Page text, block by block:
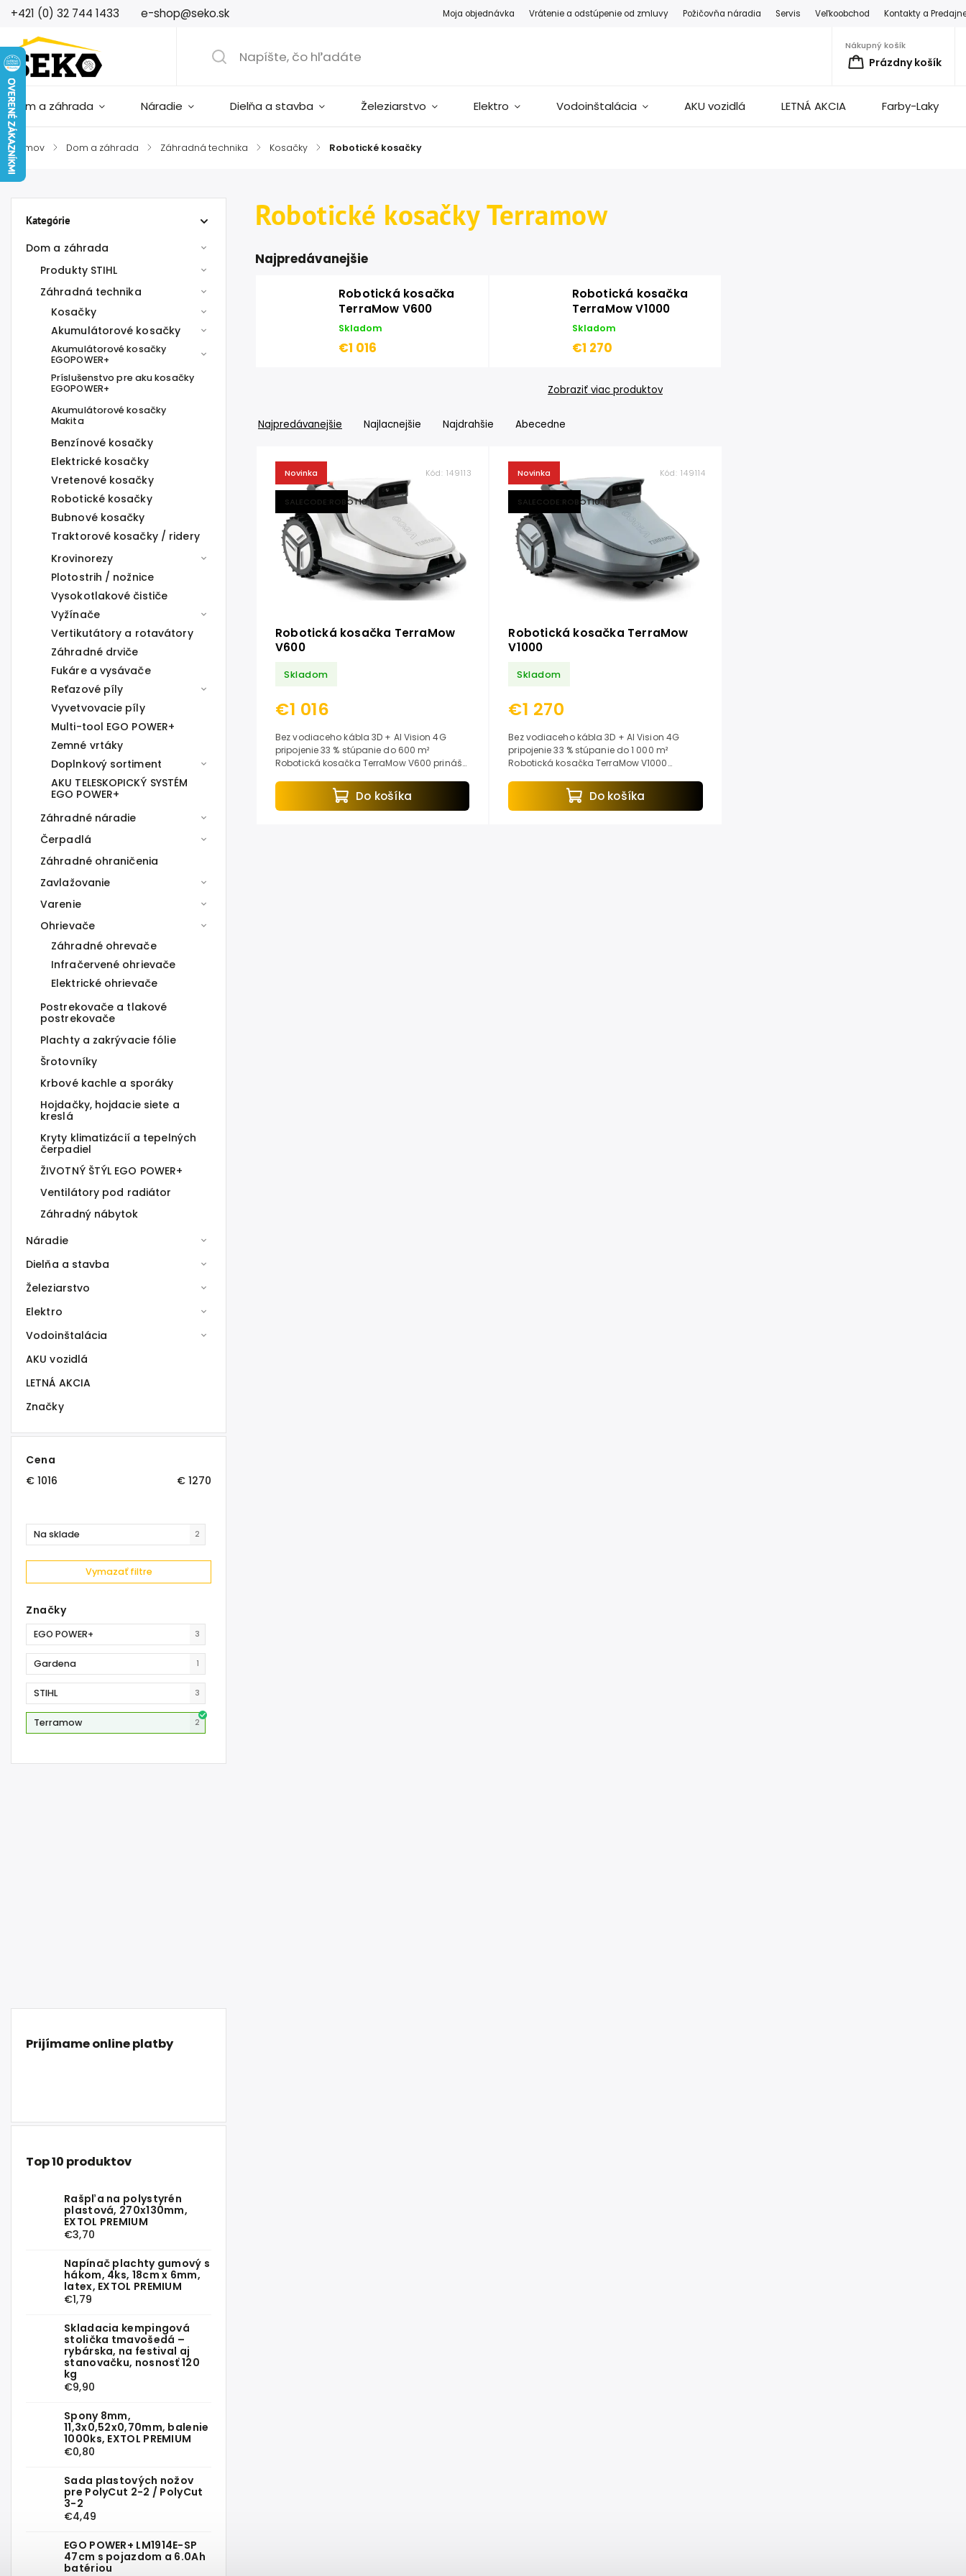
+421 (0) 32 744 1433 e-shop@seko.sk Moja objednávka Vrátenie a odstúpenie od zmluvy Požičovňa náradia Servis Veľkoobchod Kontakty a
Nákupný košík
Prázdny košík
Dom a záhrada Náradie Dielňa a stavba Železiarstvo Elektro Vodoinštalácia AKU vozidlá LETNÁ AKCIA Farby-Laky
Domov / Dom a záhrada / Záhradná technika / Kosačky / Robotické kosačky
Kategórie
Dom a záhrada
Produkty STIHL
Záhradná technika
Kosačky
Akumulátorové kosačky
Akumulátorové kosačky
EGOPOWER+
Príslušenstvo pre aku kosačky
EGOPOWER+
Akumulátorové kosačky
Makita
Benzínové kosačky
Elektrické kosačky
Vretenové kosačky
Robotické kosačky
Bubnové kosačky
Traktorové kosačky / ridery
Krovinorezy
Plotostrih / nožnice
Vysokotlakové čističe
Vyžínače
Vertikutátory a rotavátory
Záhradné drviče
Fukáre a vysávače
Reťazové píly
Vyvetvovacie píly
Multi-tool EGO POWER+
Zemné vrtáky
Doplnkový sortiment
AKU TELESKOPICKÝ SYSTÉM
EGO POWER+
Záhradné náradie
Čerpadlá
Záhradné ohraničenia
Zavlažovanie
Varenie
Ohrievače
Záhradné ohrevače
Infračervené ohrievače
Elektrické ohrievače
Postrekovače a tlakové
postrekovače
Plachty a zakrývacie fólie
Šrotovníky
Krbové kachle a sporáky
Hojdačky, hojdacie siete a
kreslá
Kryty klimatizácií a tepelných
čerpadiel
ŽIVOTNÝ ŠTÝL EGO POWER+
Ventilátory pod radiátor
Záhradný nábytok
Náradie
Dielňa a stavba
Železiarstvo
Elektro
Vodoinštalácia
AKU vozidlá
LETNÁ AKCIA
Značky
Cena
€ 1016 € 1270
Na sklade 2
Značky
EGO POWER+ 3
Gardena 1
STIHL 3
Terramow 2
Vymazať filtre
Prijímame online platby
Top 10 produktov
Rašpľa na polystyrén
plastová, 270x130mm,
EXTOL PREMIUM
€3,70
Napínač plachty gumový s
hákom, 4ks, 18cm x 6mm,
latex, EXTOL PREMIUM
€1,79
Skladacia kempingová
stolička tmavošedá –
rybárska, na festival aj
stanovačku, nosnosť 120
kg
€9,90
Spony 8mm,
11,3x0,52x0,70mm, balenie
1000ks, EXTOL PREMIUM
€0,80
Sada plastových nožov
pre PolyCut 2-2 / PolyCut
3-2
€4,49
EGO POWER+ LM1914E-SP
47cm s pojazdom a 6.0Ah
batériou
Robotické kosačky Terramow
Najpredávanejšie
Robotická kosačka
TerraMow V600
Skladom
€1 016
Robotická kosačka
TerraMow V1000
Skladom
€1 270
Zobraziť viac produktov
Najpredávanejšie Najlacnejšie Najdrahšie Abecedne
Novinka
SALECODE:ROBOT10:10:%
Robotická kosačka TerraMow
V600
Skladom
€1 016
Do košíka
Bez vodiaceho kábla 3D + AI Vision 4G
pripojenie 33 % stúpanie do 600 m²
Robotická kosačka TerraMow V600 prináša
potreby vodiaceho...
Kód:149113 Novinka
SALECODE:ROBOT10:10:%
Robotická kosačka TerraMow
V1000
Skladom
€1 270
Do košíka
Bez vodiaceho kábla 3D + AI Vision 4G
pripojenie 33 % stúpanie do 1 000 m²
Robotická kosačka TerraMow V1000
bez potreby...
Kód: 149114